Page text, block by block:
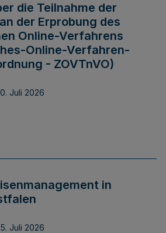
die Teilnahme der
der Erprobung des
Online-Verfahrens
Online-Verfahren-
- ZOVTnVO)
Juli 2026
in
Juli 2026